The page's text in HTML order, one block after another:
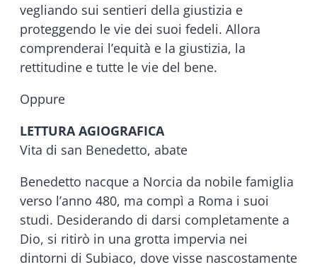
vegliando sui sentieri della giustizia e
proteggendo le vie dei suoi fedeli. Allora
comprenderai l’equità e la giustizia, la
rettitudine e tutte le vie del bene.
Oppure
LETTURA AGIOGRAFICA
Vita di san Benedetto, abate
Benedetto nacque a Norcia da nobile famiglia
verso l’anno 480, ma compì a Roma i suoi
studi. Desiderando di darsi completamente a
Dio, si ritirò in una grotta impervia nei
dintorni di Subiaco, dove visse nascostamente